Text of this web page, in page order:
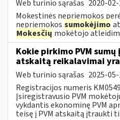
Web turinio sąrašas 2020-
Mokestinės nepriemokos
nepriemokos sumokėjimo
Mokesčių mokėtojo
Kokie pirkimo PVM sumų
atskaitą reikalavimai
Web turinio sąrašas 2025-
Registracijos numeris
Įsiregistravusio PVM
vykdantis ekonominę PVM
teisę į PVM atskaitą įtraukti